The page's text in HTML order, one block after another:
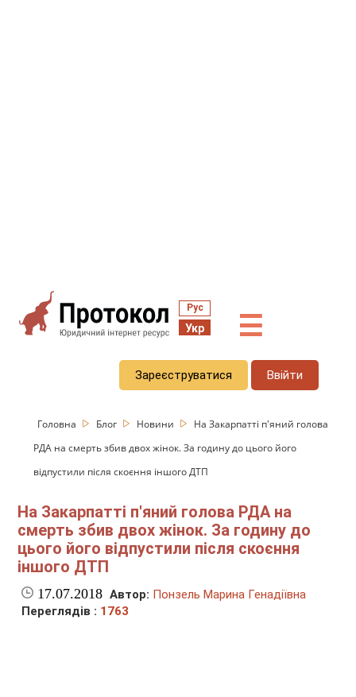
Рус
Укр ☰
Зареєструватися Ввійти
Головна Блог Новини
На Закарпатті п'яний голова
РДА на смерть збив двох жінок. За годину до цього його
відпустили після скоєння іншого ДТП
На Закарпатті п'яний голова РДА на
смерть збив двох жінок. За годину до
цього його відпустили після скоєння
іншого ДТП
17.07.2018 Автор: Понзель Марина Генадіївна
Переглядів : 1763